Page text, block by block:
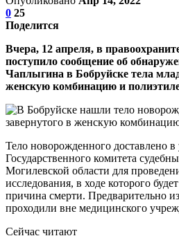
0 25
Поделится
Вчера, 12 апреля, в
поступило сообщение об
Чаплыгина в Бобруйске тела
женскую комбинацию и
Тело новорожденного доставлено в
Государственного комитета
Могилевской области для
исследования, в ходе которого
причина смерти. Предварительно
проходили вне медицинского
Сейчас читают